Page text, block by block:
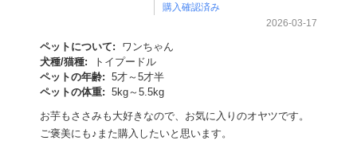
購入確認済み
2026-03-17
ペットについて:
ワンちゃん
犬種/猫種:
トイプードル
ペットの年齢: 5才～5才半
ペットの体重: 5kg～5.5kg
お芋もささみも大好きなので、お気に入りのオヤツです。
ご褒美にも♪また購入したいと思います。